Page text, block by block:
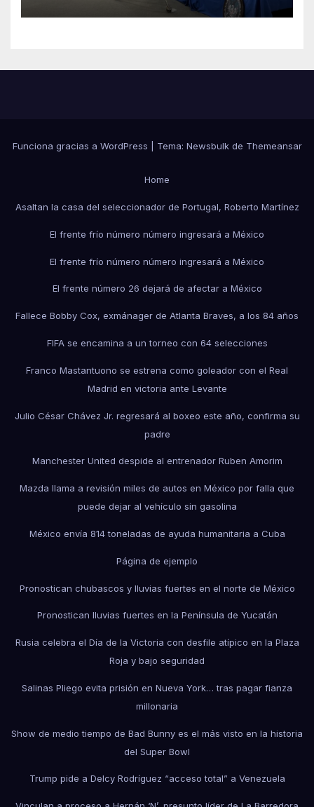
Funciona gracias a WordPress Tema: Newsbulkde Themeansar
Home
Asaltan la casa del seleccionador de Portugal, Roberto Martínez
El frente frío número número ingresará a México
El frente frío número número ingresará a México
El frente número 26 dejará de afectar a México
Fallece Bobby Cox, exmánager de Atlanta Braves, a los 84 años
FIFA se encamina a un torneo con 64 selecciones
Franco Mastantuono se estrena como goleador con el Real
Madrid en victoria ante Levante
Julio César Chávez Jr. regresará al boxeo este año, confirma su
padre
Manchester United despide al entrenador Ruben Amorim
Mazda llama a revisión miles de autos en México por falla que
puede dejar al vehículo sin gasolina
México envía 814 toneladas de ayuda humanitaria a Cuba
Página de ejemplo
Pronostican chubascos y lluvias fuertes en el norte de México
Pronostican lluvias fuertes en la Península de Yucatán
Rusia celebra el Día de la Victoria con desfile atípico en la Plaza
Roja y bajo seguridad
Salinas Pliego evita prisión en Nueva York… tras pagar fianza
millonaria
Show de medio tiempo de Bad Bunny es el más visto en la historia
del Super Bowl
Trump pide a Delcy Rodríguez “acceso total” a Venezuela